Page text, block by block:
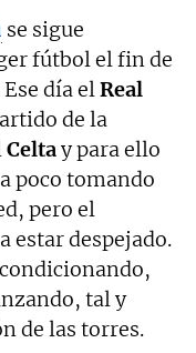
se sigue
fútbol el fin de
día elReal
de la
Celtay para ello
poco tomando
pero el
estar despejado.
tal y
de las torres.